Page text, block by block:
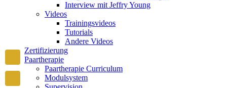
Interview mit Jeffry Young
Videos
Trainingsvideos
Tutorials
Andere Videos
Zertifizierung
Paartherapie
Paartherapie Curriculum
Modulsystem